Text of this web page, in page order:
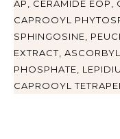
AP, CERAMIDE EOP,
CAPROOYL
SPHINGOSINE,
EXTRACT,
PHOSPHATE,
CAPROOYL